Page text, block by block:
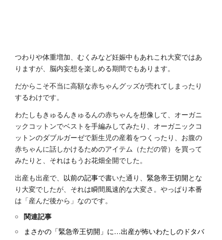
つわりや体重増加、むくみなど妊娠中もあれこれ大変ではあ
りますが、脳内妄想を楽しめる期間でもあります。
だからこそ不当に高額な赤ちゃんグッズが売れてしまったり
するわけです。
わたしもきゅるんきゅるんの赤ちゃんを想像して、オーガニ
ックコットンでベストを手編みしてみたり、オーガニックコ
ットンのダブルガーゼで新生児の産着をつくったり、お腹の
赤ちゃんに話しかけるためのアイテム（ただの管）を買って
みたりと、それはもうお花畑全開でした。
出産も出産で、 以前の記事で書いた通り、 緊急帝王切開とな
り大変でしたが、それは瞬間風速的な大変さ。やっぱり本番
は「産んだ後から」なのです。
関連記事
まさかの「緊急帝王切開」に…出産が怖いわたしのドタバ